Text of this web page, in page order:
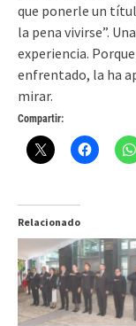
que ponerle un
la pena vivirse”.
experiencia.
enfrentado, la ha
mirar.
Compartir:
Relacionado